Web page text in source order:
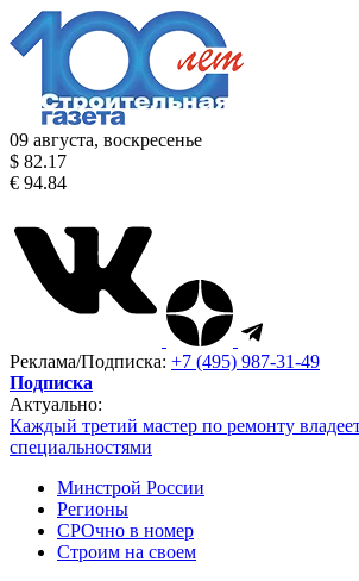
09 августа, воскресенье
$ 82.17
€ 94.84
Реклама/Подписка: +7 (495) 987-31-49
Подписка
Актуально:
Каждый третий мастер по ремонту
специальностями
Минстрой России
Регионы
СРОчно в номер
Строим на своем